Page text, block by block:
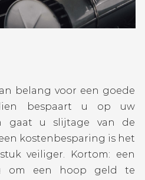
belang voor een goede
bespaart u op uw
gaat u slijtage van de
kostenbesparing is het
veiliger. Kortom: een
om een hoop geld te